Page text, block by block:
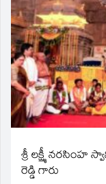
శ్రీ లక్ష్మీ నరసింహ
రెడ్డి గారు